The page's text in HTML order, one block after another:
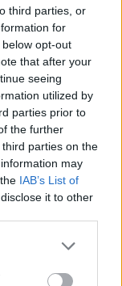
third parties, or
for
opt-out
that after your
seeing
utilized by
parties prior to
the further
parties on the
may
IAB’s List of
it to other
or more Google
may click to
που δόθηκε
σήμερα
που έχει
ιταλικά...
ότι αν δεν
Τούρκοι
χώρες
Και